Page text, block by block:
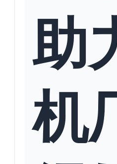
助
机